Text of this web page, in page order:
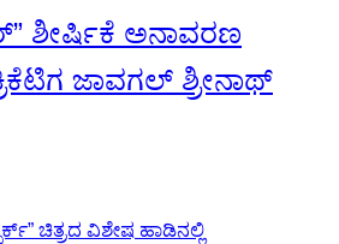
ಶೀರ್ಷಿಕೆ ಅನಾವರಣ
ಜಾವಗಲ್ ಶ್ರೀನಾಥ್